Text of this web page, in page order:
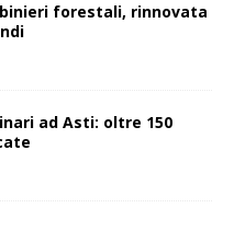
forestali, rinnovata
ad Asti: oltre 150